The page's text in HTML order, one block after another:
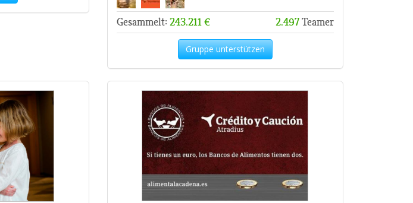
Gesammelt: 243.211 € 2.497Teamer
Gruppe unterstützen